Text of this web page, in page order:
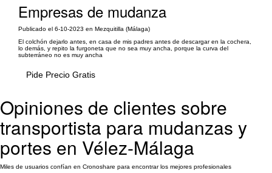
Empresas de mudanza
Publicado el 6-10-2023 en Mezquitilla (Málaga)
El colchón dejarlo antes, en casa de mis padres antes de descargar en la cochera,
lo demás, y repito la furgoneta que no sea muy ancha, porque la curva del
subterráneo no es muy ancha
Pide Precio Gratis
Opiniones de clientes sobre
transportista para mudanzas y
portes en Vélez-Málaga
Miles de usuarios confían en Cronoshare para encontrar los mejores profesionales